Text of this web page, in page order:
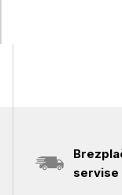
servise